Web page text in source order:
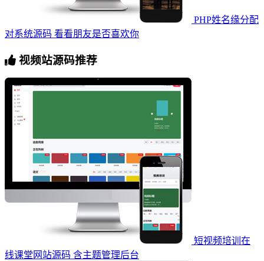
PHP姓名缘分配
对系统源码 看看朋友是否喜欢你
视频站源码推荐
短视频培训在
线课堂网站源码 含主题管理后台